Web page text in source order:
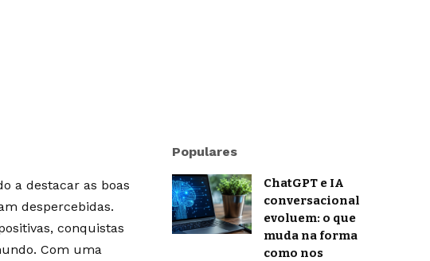
a destacar as boas
despercebidas.
conquistas
Com uma
Populares
ChatGPT e IA
conversacional
evoluem: o que
muda na forma
como nos